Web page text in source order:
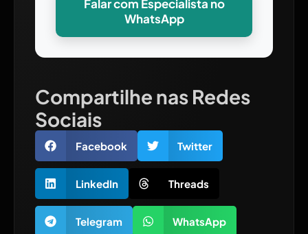
Falar com Especialista no
WhatsApp
Compartilhe nas Redes
Sociais
Facebook Twitter
LinkedIn Threads
Telegram WhatsApp